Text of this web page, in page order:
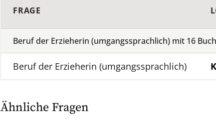
FRAGE
Beruf der Erzieherin (umgangssprachlich) mit 16
Beruf der Erzieherin (umgangssprachlich)
Ähnliche Fragen